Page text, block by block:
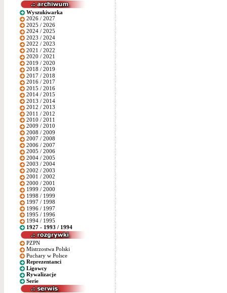
Wyszukiwarka
2026 / 2027
2025 / 2026
2024 / 2025
2023 / 2024
2022 / 2023
2021 / 2022
2020 / 2021
2019 / 2020
2018 / 2019
2017 / 2018
2016 / 2017
2015 / 2016
2014 / 2015
2013 / 2014
2012 / 2013
2011 / 2012
2010 / 2011
2009 / 2010
2008 / 2009
2007 / 2008
2006 / 2007
2005 / 2006
2004 / 2005
2003 / 2004
2002 / 2003
2001 / 2002
2000 / 2001
1999 / 2000
1998 / 1999
1997 / 1998
1996 / 1997
1995 / 1996
1994 / 1995
1927 - 1993 / 1994
PZPN
Mistrzostwa Polski
Puchary w Polsce
Reprezentanci
Ligowcy
Rywalizacje
Serie